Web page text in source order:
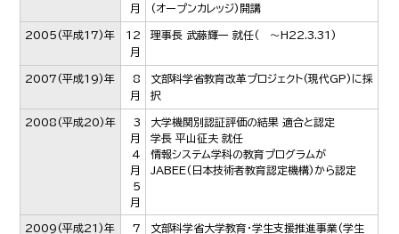
月
(オープンカレッジ)開講
2005(平成17)年
12
月
理事長 武藤輝一 就任( ～H22.3.31)
2007(平成19)年
8
月
文部科学省教育改革プロジェクト(現代GP)に採
択
2008(平成20)年
3
月
4
月
5
月
大学機関別認証評価の結果 適合と認定
学長 平山征夫 就任
情報システム学科の教育プログラムが
JABEE(日本技術者教育認定機構)から認定
2009(平成21)年
7
文部科学省大学教育・学生支援推進事業(学生